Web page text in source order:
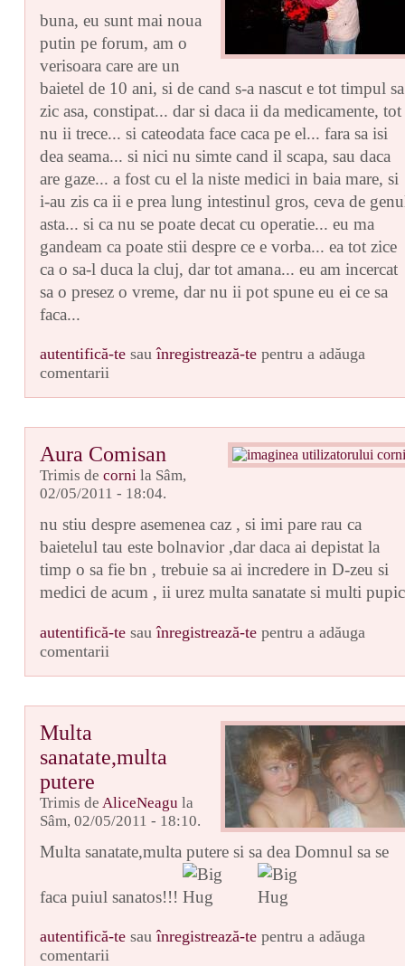
buna, eu sunt mai noua
putin pe forum, am o
verisoara care are un
baietel de 10 ani, si de cand s-a nascut e tot timpul sa
zic asa, constipat... dar si daca ii da medicamente, tot
nu ii trece... si cateodata face caca pe el... fara sa isi
dea seama... si nici nu simte cand il scapa, sau daca
are gaze... a fost cu el la niste medici in baia mare, si
i-au zis ca ii e prea lung intestinul gros, ceva de
asta... si ca nu se poate decat cu operatie... eu ma
gandeam ca poate stii despre ce e vorba... ea tot zice
ca o sa-l duca la cluj, dar tot amana... eu am incercat
sa o presez o vreme, dar nu ii pot spune eu ei ce sa
faca...
autentifică-te sauînregistrează-te pentru a adăuga
comentarii
Aura Comisan
Trimis de corni la Sâm,
02/05/2011 - 18:04.
nu stiu despre asemenea caz , si imi pare rau ca
baietelul tau este bolnavior ,dar daca ai depistat la
timp o sa fie bn , trebuie sa ai incredere in D-zeu si
medici de acum , ii urez multa sanatate si multi
autentifică-te sauînregistrează-te pentru a adăuga
comentarii
Multa
sanatate,multa
putere
Trimis de AliceNeagu la
Sâm, 02/05/2011 - 18:10.
Multa sanatate,multa putere si sa dea Domnul sa se
faca puiul sanatos!!!
autentifică-te sauînregistrează-te pentru a adăuga
comentarii